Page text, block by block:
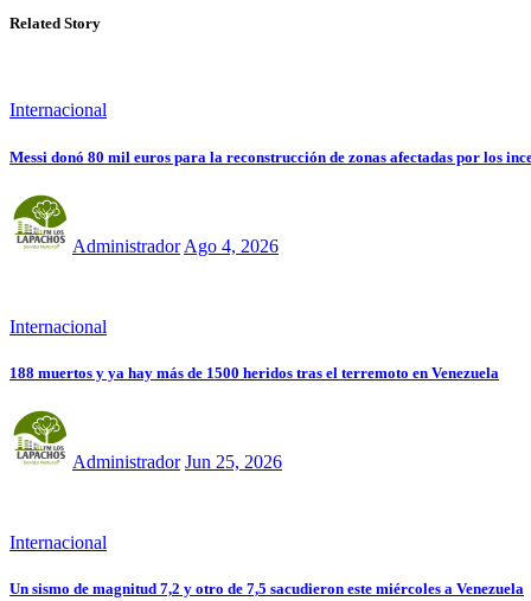
Related Story
Internacional
Messi donó 80 mil euros para la reconstrucción de zonas afectadas por los
Administrador Ago 4, 2026
Internacional
188 muertos y ya hay más de 1500 heridos tras el terremoto en Venezuela
Administrador Jun 25, 2026
Internacional
Un sismo de magnitud 7,2 y otro de 7,5 sacudieron este miércoles a Venezuela